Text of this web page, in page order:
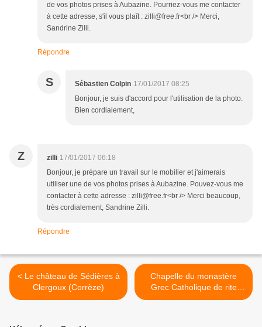
de vos photos prises à Aubazine. Pourriez-vous me contacter
à cette adresse, s'il vous plaît : zilli@free.fr<br /> Merci,
Sandrine Zilli.
Répondre
S Sébastien Colpin 17/01/2017 08:25
Bonjour, je suis d'accord pour l'utilisation de la photo.
Bien cordialement,
Z zilli 17/01/2017 06:18
Bonjour, je prépare un travail sur le mobilier et j'aimerais
utiliser une de vos photos prises à Aubazine. Pouvez-vous me
contacter à cette adresse : zilli@free.fr<br /> Merci beaucoup,
très cordialement, Sandrine Zilli.
Répondre
< Le château de Sédières à
Clergoux (Corrèze)
Chapelle du monastère
Grec Catholique de rite
Melkite à Aubazine >